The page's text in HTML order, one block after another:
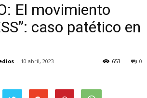
El movimiento
caso patético en
- 10 abril, 2023 0
653